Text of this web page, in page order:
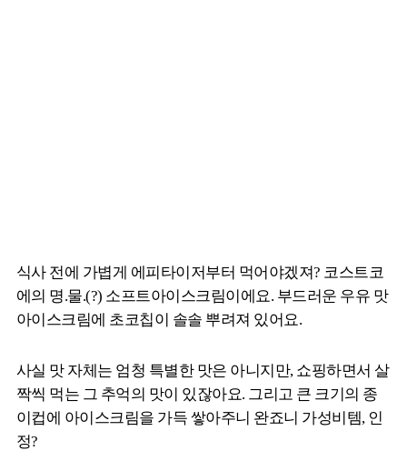
식사 전에 가볍게 에피타이저부터 먹어야겠져? 코스트코
에의 명.물.(?) 소프트아이스크림이에요. 부드러운 우유 맛
아이스크림에 초코칩이 솔솔 뿌려져 있어요.
사실 맛 자체는 엄청 특별한 맛은 아니지만, 쇼핑하면서 살
짝씩 먹는 그 추억의 맛이 있잖아요. 그리고 큰 크기의 종
이컵에 아이스크림을 가득 쌓아주니 완죠니 가성비템, 인
정?